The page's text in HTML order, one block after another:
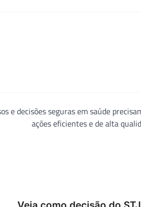
e decisões seguras em saúde
ações eficientes e de alta